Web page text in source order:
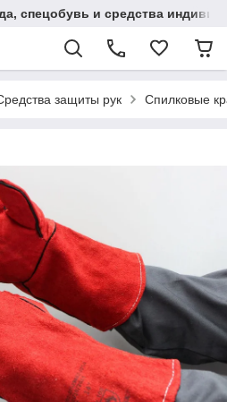
спецобувь и средства
защиты рук Спилковые